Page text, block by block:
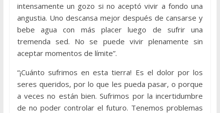
intensamente un gozo si no aceptó vivir a fondo una
angustia. Uno descansa mejor después de cansarse y
bebe agua con más placer luego de sufrir una
tremenda sed. No se puede vivir plenamente sin
aceptar momentos de límite”.
“¡Cuánto sufrimos en esta tierra! Es el dolor por los
seres queridos, por lo que les pueda pasar, o porque
a veces no están bien. Sufrimos por la incertidumbre
de no poder controlar el futuro. Tenemos problemas